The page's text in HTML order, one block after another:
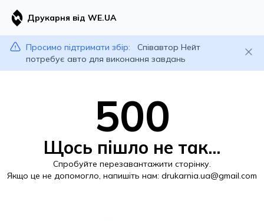
Друкарня від WE.UA
Просимо підтримати збір:
Співавтор Нейт
потребує авто для виконання завдань
500
Щось пішло не так...
Спробуйте перезавантажити сторінку.
Якщо це не допомогло, напишіть нам: drukarnia.ua@gmail.com